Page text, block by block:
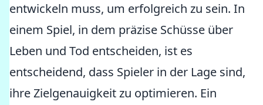
entwickeln muss, um erfolgreich zu sein. In
einem Spiel, in dem präzise Schüsse über
Leben und Tod entscheiden, ist es
entscheidend, dass Spieler in der Lage sind,
ihre Zielgenauigkeit zu optimieren. Ein